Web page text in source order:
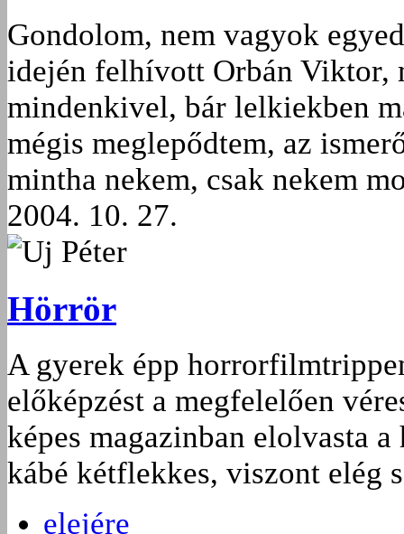
Gondolom, nem vagyok
idején felhívott Orbán Viktor,
mindenkivel, bár lelkiekben
mégis meglepődtem, az
mintha nekem, csak nekem
2004. 10. 27.
Uj Péter
Hörrör
A gyerek épp
előképzést a megfelelően
képes magazinban elolvasta
kábé kétflekkes, viszont elég
elejére